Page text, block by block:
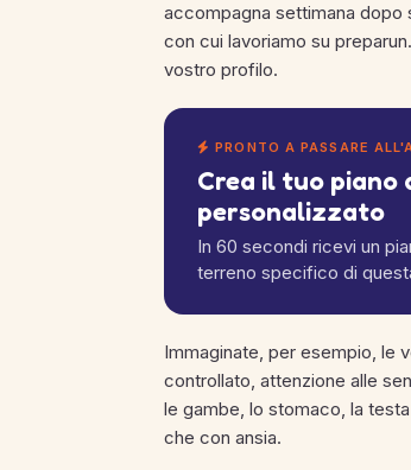
accompagna settimana dopo
con cui lavoriamo su
vostro profilo.
PRONTO A PASSARE
Crea il tuo piano
personalizzato
In 60 secondi ricevi un
terreno specifico di
Immaginate, per esempio, le
controllato, attenzione alle
le gambe, lo stomaco, la
che con ansia.